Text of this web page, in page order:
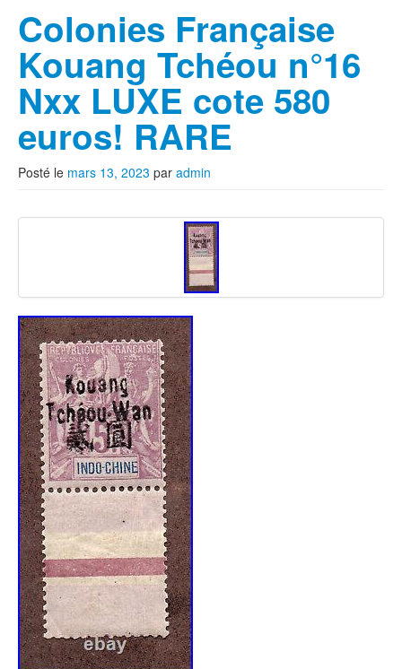
Colonies Française
Kouang Tchéou n°16
Nxx LUXE cote 580
euros! RARE
Posté le mars 13, 2023 par admin